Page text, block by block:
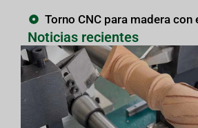
Torno CNC para madera
Noticias recientes